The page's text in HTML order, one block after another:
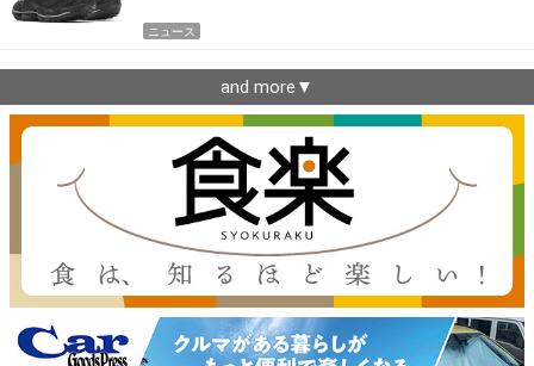
ニュース
and more▼